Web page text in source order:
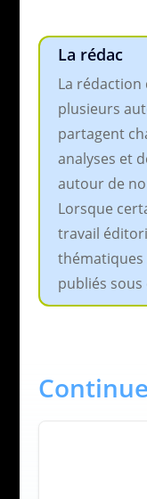
La rédac
La rédaction
plusieurs
partagent
analyses et
autour de
Lorsque
travail
thématiques
publiés